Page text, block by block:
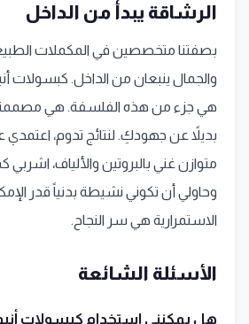
الرشاقة يبدأ من الداخل
بصفتنا متخصصين في المكملات
والجمال ينبعان من الداخل. كبسولات
هي جزء من هذه الفلسفة. هي مصممة
بديلاً عن جهودكِ. لنتائج تدوم، اعتمدي
متوازن غني بالبروتين والألياف، اشربي
وحاولي أن تكوني نشيطة بدنياً قدر
الاستمرارية هي سر النجاح.
الأسئلة الشائعة
هل يمكنني استخدام كبسولات